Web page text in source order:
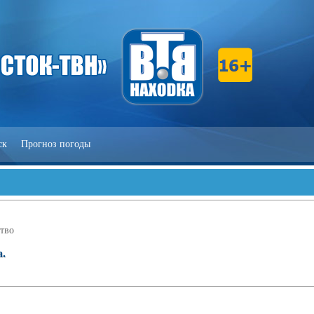
Прогноз погоды